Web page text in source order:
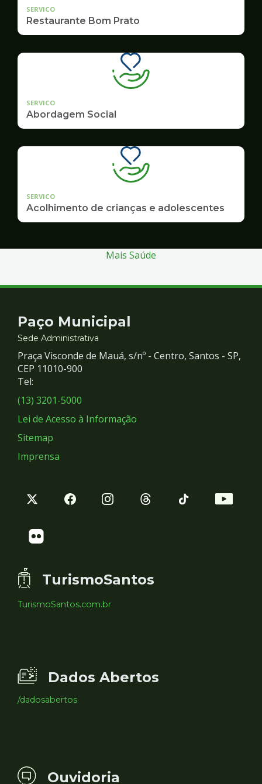
SERVICO
Restaurante Bom Prato
SERVICO
Abordagem Social
SERVICO
Acolhimento de crianças e adolescentes
Mais Saúde
Contato
e
Redes
Sociais
Paço Municipal
Sede Administrativa
Praça Visconde de Mauá, s/nº - Centro, Santos - SP,
CEP 11010-900
Tel:
(13) 3201-5000
Lei de Acesso à Informação
Sitemap
Imprensa
TurismoSantos
TurismoSantos.com.br
Dados Abertos
/dadosabertos
Ouvidoria